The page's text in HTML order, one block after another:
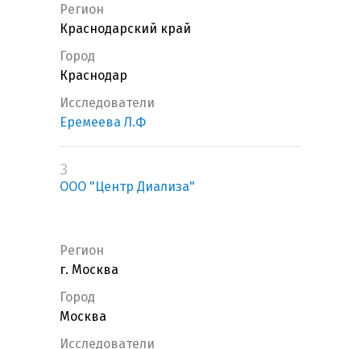
Регион
Краснодарский край
Город
Краснодар
Исследователи
Еремеева Л.Ф
3
ООО "Центр Диализа"
Регион
г. Москва
Город
Москва
Исследователи